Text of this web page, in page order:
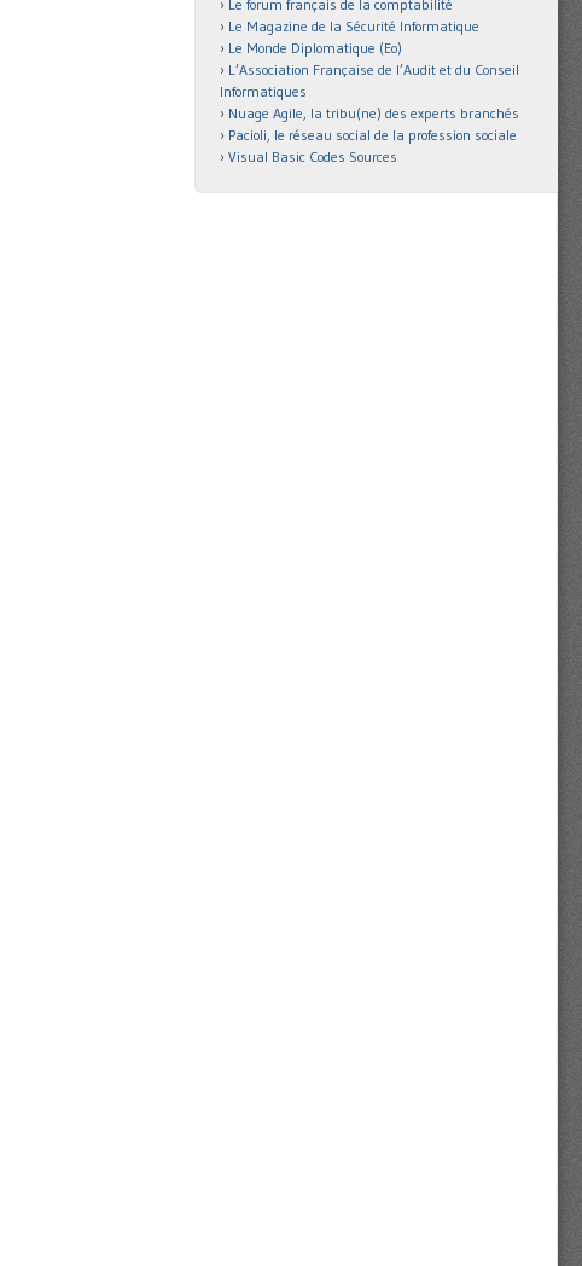
Le forum français de la comptabilité
Le Magazine de la Sécurité Informatique
Le Monde Diplomatique (Eo)
L’Association Française de l’Audit et du Conseil
Informatiques
Nuage Agile, la tribu(ne) des experts branchés
Pacioli, le réseau social de la profession sociale
Visual Basic Codes Sources